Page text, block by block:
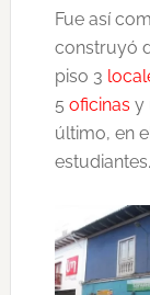
Fue así
construyó
piso 3
5 oficinas y
último, en
estudiantes.